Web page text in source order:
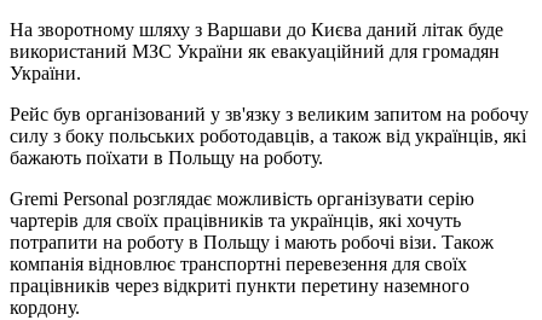
На зворотному шляху з Варшави до Києва даний літак буде
використаний МЗС України як евакуаційний для громадян
України.
Рейс був організований у зв'язку з великим запитом на робочу
силу з боку польських роботодавців, а також від українців, які
бажають поїхати в Польщу на роботу.
Gremi Personal розглядає можливість організувати серію
чартерів для своїх працівників та українців, які хочуть
потрапити на роботу в Польщу і мають робочі візи. Також
компанія відновлює транспортні перевезення для своїх
працівників через відкриті пункти перетину наземного
кордону.